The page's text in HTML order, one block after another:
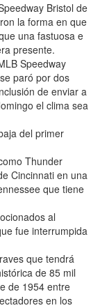
Bristol de
la forma en que
una fastuosa e
presente.
Speedway
paró por dos
de enviar a
el clima sea
del primer
Thunder
Cincinnati en una
que tiene
al
fue interrumpida
que tendrá
de 85 mil
de 1954 entre
en los